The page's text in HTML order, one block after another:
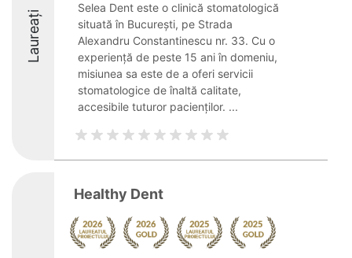
Laureați
Selea Dent este o clinică stomatologică
situată în București, pe Strada
Alexandru Constantinescu nr. 33. Cu o
experiență de peste 15 ani în domeniu,
misiunea sa este de a oferi servicii
stomatologice de înaltă calitate,
accesibile tuturor pacienților. ...
Healthy Dent